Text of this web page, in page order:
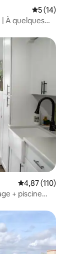
Note
5 (14)
| À quelques
Note
4,87 (110)